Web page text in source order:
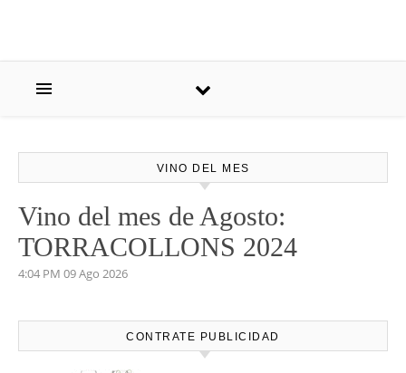
VINO DEL MES
Vino del mes de Agosto:
TORRACOLLONS 2024
4:04 PM 09 Ago 2026
CONTRATE PUBLICIDAD